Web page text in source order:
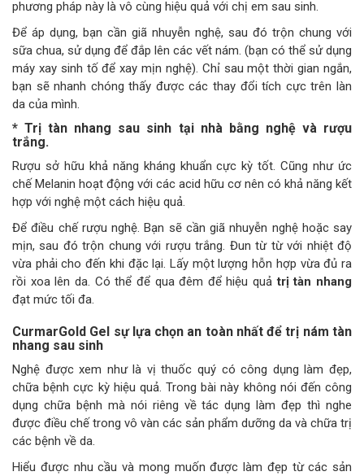
phương pháp này là vô cùng hiệu quả với chị em sau sinh.
Để áp dụng, bạn cần giã nhuyễn nghệ, sau đó trộn chung với
sữa chua, sử dụng để đắp lên các vết nám. (bạn có thể sử dụng
máy xay sinh tố để xay mịn nghệ). Chỉ sau một thời gian ngắn,
bạn sẽ nhanh chóng thấy được các thay đổi tích cực trên làn
da của mình.
* Trị tàn nhang sau sinh tại nhà bằng nghệ và rượu
trắng.
Rượu sở hữu khả năng kháng khuẩn cực kỳ tốt. Cũng như ức
chế Melanin hoạt động với các acid hữu cơ nên có khả năng kết
hợp với nghệ một cách hiệu quả.
Để điều chế rượu nghệ. Bạn sẽ cần giã nhuyễn nghệ hoặc say
mịn, sau đó trộn chung với rượu trắng. Đun từ từ với nhiệt độ
vừa phải cho đến khi đặc lại. Lấy một lượng hỗn hợp vừa đủ ra
rồi xoa lên da. Có thể để qua đêm để hiệu quảtrị tàn nhang
đạt mức tối đa.
CurmarGold Gel sự lựa chọn an toàn nhất để trị nám tàn
nhang sau sinh
Nghệ được xem như là vị thuốc quý có công dụng làm đẹp,
chữa bệnh cực kỳ hiệu quả. Trong bài này không nói đến công
dụng chữa bệnh mà nói riêng về tác dụng làm đẹp thì nghe
được điều chế trong vô vàn các sản phẩm dưỡng da và chữa trị
các bệnh về da.
Hiểu được nhu cầu và mong muốn được làm đẹp từ các sản